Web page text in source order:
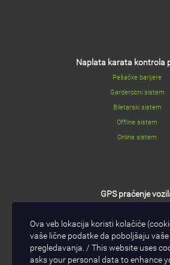
Naplata karata kontrola
Pešačke barijere
Garderobni sistem
Biletarski sistem
Offline sistem
Online sistem
GPS praćenje
I/O modul
GPS/GPRS software
Ova veb lokacija koristi kolačiće
vaše lične podatke da poboljšaju
pregledavanja. / This website uses
asks your personal data to enhance